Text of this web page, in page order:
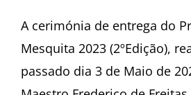
A cerimónia de entrega do
Mesquita 2023 (2ºEdição),
passado dia 3 de Maio de